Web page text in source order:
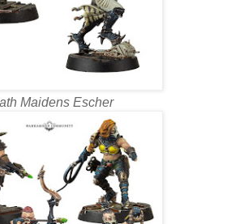
Maidens Escher